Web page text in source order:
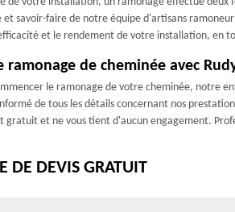
et savoir-faire de notre équipe d'artisans
et le rendement de votre installation, en
ramonage de cheminée avec
le ramonage de votre cheminée, notre
de tous les détails concernant nos
gratuit et ne vous tient d'aucun engagement.
DE DEVIS GRATUIT